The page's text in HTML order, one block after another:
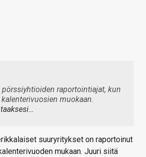
raportointiajat, kun
muokaan.
suuryritykset on raportoinut
mukaan. Juuri siitä